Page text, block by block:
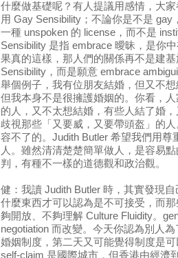
什麼做基礎呢？有人提議用感情，大
用 Gay Sensibility；不論你是不是
一種 unspoken 的 license，而不是
Sensibility 是指 embrace 曖昧，是你
果真的這樣，那人們的關係再不是建
Sensibility，而是願意 embrace
舉個例子，我有位朋友結婚，但又不
但我本身不是很擁護婚姻的。你看，
的人，又不太想結婚，有些人結了婚
歧視那些「又要威，又要帶頭盔」的
容不了的。Judith Butler 希望我們用
人。雖然清清楚楚簡單做人，是容易
判，有種不一樣的道德觀和政治觀。
健：我讀 Judith Butler 時，其實發現
什麼東西才可以認為是不可接受，而
夠開放、不夠理解 Culture Fluidity。
negotiation 而改變。今天你認為別人
婚姻制度，第二天又可能覺得制度是
self-claim 是國際城市，但香港由經濟